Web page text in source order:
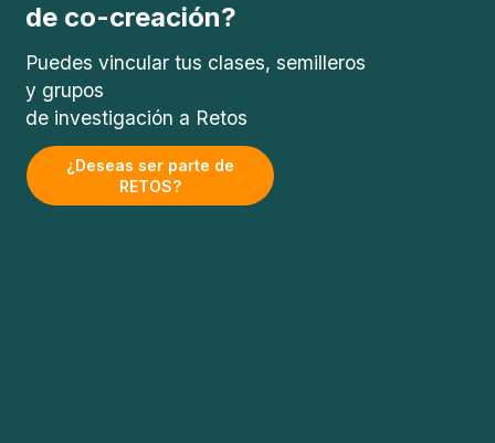
de co-creación?
Puedes vincular tus clases, semilleros
y grupos
de investigación a Retos
¿Deseas ser parte de
RETOS?